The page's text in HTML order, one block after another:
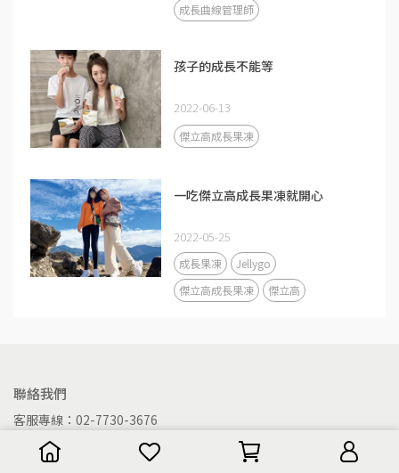
成長曲線管理師
孩子的成長不能等
2022-06-13
傑立高成長果凍
一吃傑立高成長果凍就開心
2022-05-25
成長果凍
Jellygo
傑立高成長果凍
傑立高
聯絡我們
客服專線：02-7730-3676
客服時間：10:00-17:00